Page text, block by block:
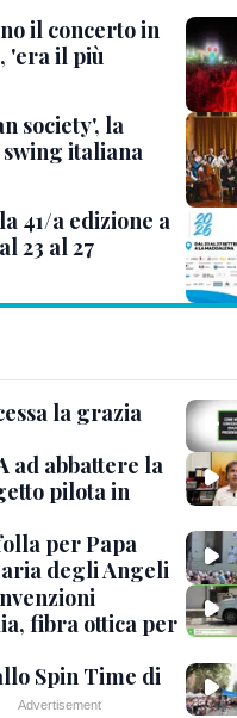
il concerto in
'era il più
society', la
italiana
41/a edizione a
23 al 27
la grazia
ad abbattere la
pilota in
per Papa
degli Angeli
fibra ottica per
Spin Time di